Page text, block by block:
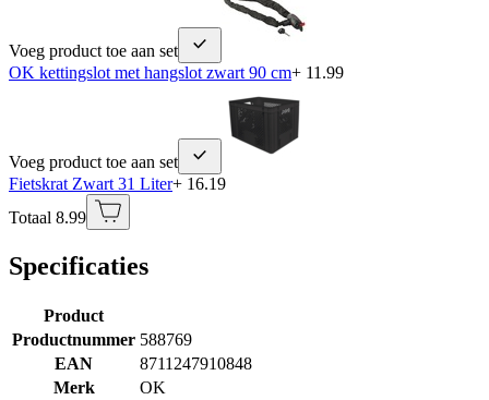
Voeg product toe aan set
OK kettingslot met hangslot zwart 90 cm+ 11.99
Voeg product toe aan set
Fietskrat Zwart 31 Liter+ 16.19
Totaal 8.99
Specificaties
Product
Productnummer 588769
EAN
8711247910848
Merk
OK